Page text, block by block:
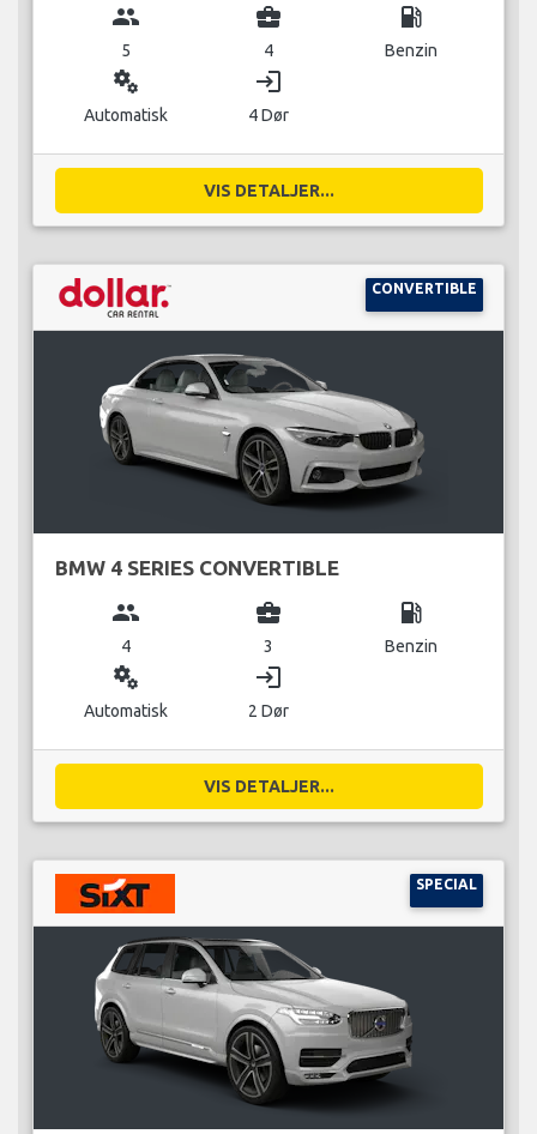
group
5
business_center
4
local_gas_station
Benzin
miscellaneous_services
Automatisk
login
4 Dør
VIS DETALJER...
CONVERTIBLE
BMW 4 SERIES CONVERTIBLE
group
4
business_center
3
local_gas_station
Benzin
miscellaneous_services
Automatisk
login
2 Dør
VIS DETALJER...
SPECIAL